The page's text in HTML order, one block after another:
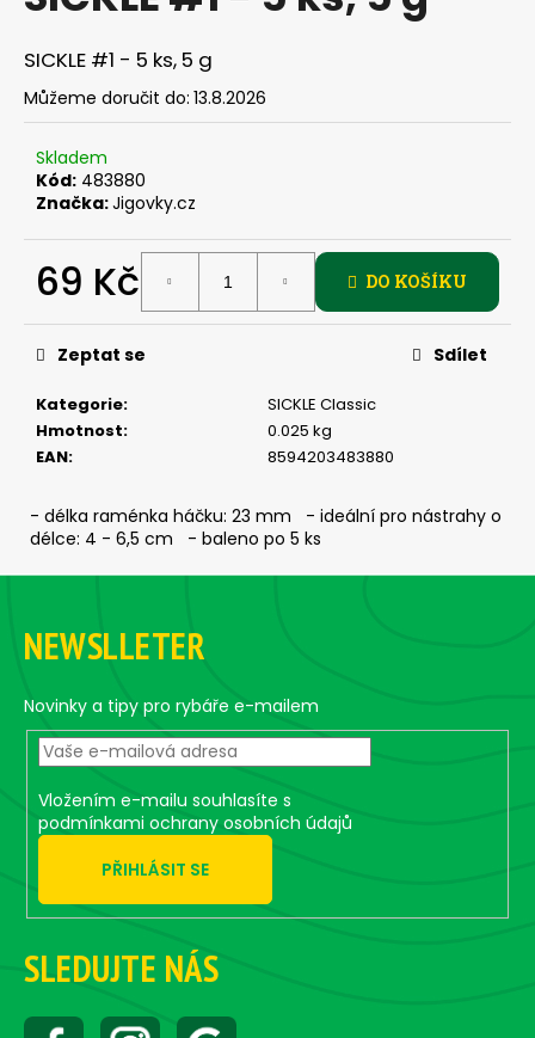
z
5
hvězdiček.
SICKLE #1 - 5 ks, 5 g
Můžeme doručit do: 13.8.2026
Skladem
Kód: 483880
Značka:Jigovky.cz
69 Kč
cena:
DO KOŠÍKU
Kategorie:
SICKLE Classic
Hmotnost:
0.025 kg
EAN: 8594203483880
Zeptat se Sdílet
- délka raménka háčku: 23 mm - ideální pro nástrahy o
délce: 4 - 6,5 cm - baleno po 5 ks
j
í
t
?
HLEDAT
o
p
o
u
č
m
e
JIG
STANDUP
DRÁTEK
#5/0
KS,
5
135
Z
NEWSLLETER
Novinky a tipy pro rybáře e-mailem
Vložením e-mailu souhlasíte s
podmínkami ochrany osobních údajů
PŘIHLÁSIT SE
SLEDUJTE NÁS